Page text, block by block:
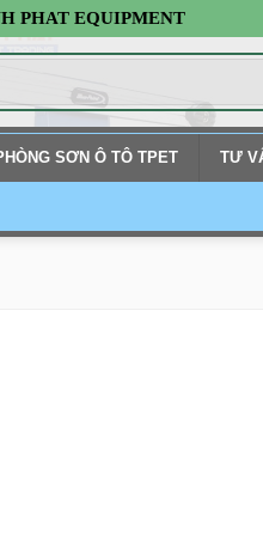
PHAT EQUIPMENT
SƠN Ô TÔ TPET TƯ